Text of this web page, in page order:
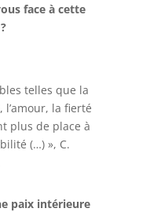
face à cette
telles que la
la fierté
plus de place à
(…) », C.
paix intérieure